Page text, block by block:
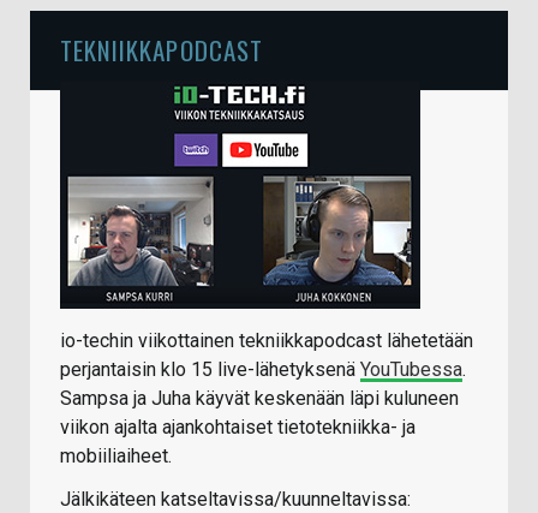
TEKNIIKKAPODCAST
io-techin viikottainen tekniikkapodcast lähetetään
perjantaisin klo 15 live-lähetyksenä YouTubessa.
Sampsa ja Juha käyvät keskenään läpi kuluneen
viikon ajalta ajankohtaiset tietotekniikka- ja
mobiiliaiheet.
Jälkikäteen katseltavissa/kuunneltavissa: